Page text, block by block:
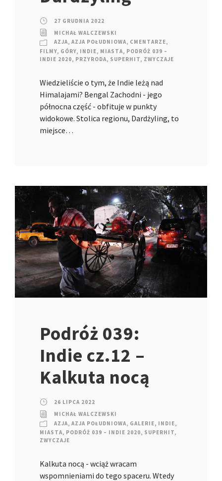
27 GRUDNIA 2022
MICHAŁ WALCZEWSKI
AZJA, AZJA POŁUDNIOWA, CMENTARZE,
FILMY, GÓRY, INDIE, MIASTA, PODRÓŻ 039 –
INDIE 2020, PRZYRODA, SUPERHIT, ZWYCZAJE
Wiedzieliście o tym, że Indie leżą nad
Himalajami? Bengal Zachodni - jego
północna część - obfituje w punkty
widokowe. Stolica regionu, Dardżyling, to
miejsce…
Podróż 039:
Indie cz.12 –
Kalkuta nocą
26 LIPCA 2022
MICHAŁ WALCZEWSKI
AZJA, AZJA POŁUDNIOWA, GALERIE, INDIE,
MIASTA, PODRÓŻ 039 – INDIE 2020, SUPERHIT,
ZWYCZAJE
Kalkuta nocą - wciąż wracam
wspomnieniami do tego spaceru. Wtedy